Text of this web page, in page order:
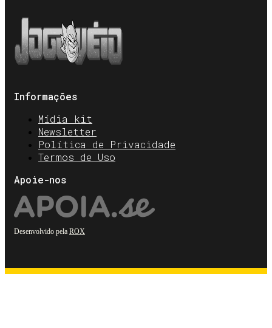
Informações
Mídia kit
Newsletter
Política de Privacidade
Termos de Uso
Apoie-nos
Desenvolvido pela ROX